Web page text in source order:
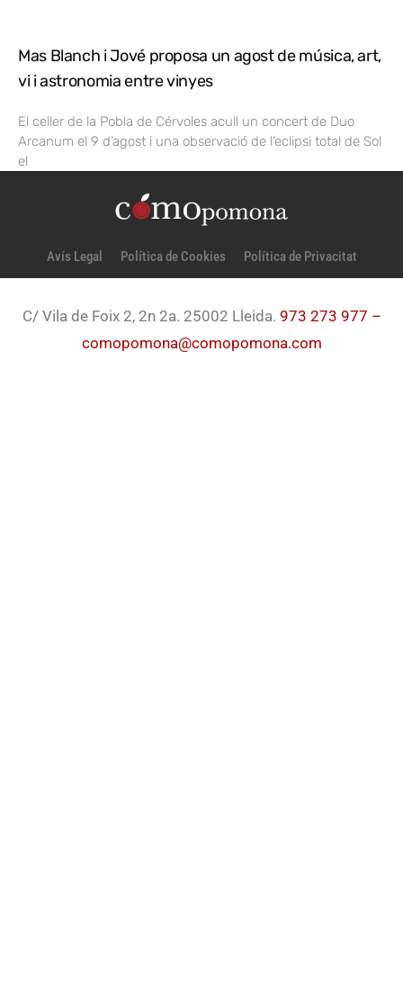
Mas Blanch i Jové proposa un agost de música, art,
vi i astronomia entre vinyes
El celler de la Pobla de Cérvoles acull un concert de Duo
Arcanum el 9 d’agost i una observació de l’eclipsi total de Sol
el
Avís Legal Política de Cookies Política de Privacitat
C/ Vila de Foix 2, 2n 2a. 25002 Lleida. 973 273 977 –
comopomona@comopomona.com